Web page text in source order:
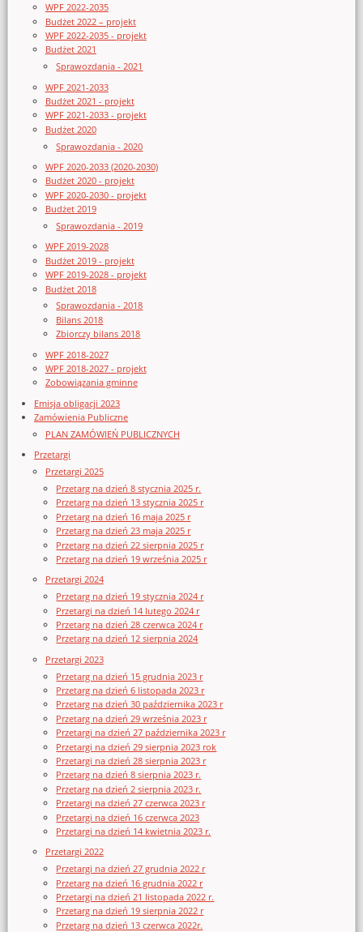
WPF 2022-2035
Budżet 2022 – projekt
WPF 2022-2035 - projekt
Budżet 2021
Sprawozdania - 2021
WPF 2021-2033
Budżet 2021 - projekt
WPF 2021-2033 - projekt
Budżet 2020
Sprawozdania - 2020
WPF 2020-2033 (2020-2030)
Budżet 2020 - projekt
WPF 2020-2030 - projekt
Budżet 2019
Sprawozdania - 2019
WPF 2019-2028
Budżet 2019 - projekt
WPF 2019-2028 - projekt
Budżet 2018
Sprawozdania - 2018
Bilans 2018
Zbiorczy bilans 2018
WPF 2018-2027
WPF 2018-2027 - projekt
Zobowiązania gminne
Emisja obligacji 2023
Zamówienia Publiczne
PLAN ZAMÓWIEŃ PUBLICZNYCH
Przetargi
Przetargi 2025
Przetarg na dzień 8 stycznia 2025 r.
Przetarg na dzień 13 stycznia 2025 r
Przetarg na dzień 16 maja 2025 r
Przetarg na dzień 23 maja 2025 r
Przetarg na dzień 22 sierpnia 2025 r
Przetarg na dzień 19 września 2025 r
Przetargi 2024
Przetarg na dzień 19 stycznia 2024 r
Przetargi na dzień 14 lutego 2024 r
Przetarg na dzień 28 czerwca 2024 r
Przetarg na dzień 12 sierpnia 2024
Przetargi 2023
Przetarg na dzień 15 grudnia 2023 r
Przetarg na dzień 6 listopada 2023 r
Przetarg na dzień 30 października 2023 r
Przetarg na dzień 29 września 2023 r
Przetargi na dzień 27 października 2023 r
Przetargi na dzień 29 sierpnia 2023 rok
Przetargi na dzień 28 sierpnia 2023 r
Przetarg na dzień 8 sierpnia 2023 r.
Przetarg na dzień 2 sierpnia 2023 r.
Przetargi na dzień 27 czerwca 2023 r
Przetargi na dzień 16 czerwca 2023
Przetargi na dzień 14 kwietnia 2023 r.
Przetargi 2022
Przetargi na dzień 27 grudnia 2022 r
Przetarg na dzień 16 grudnia 2022 r
Przetargi na dzień 21 listopada 2022 r.
Przetarg na dzień 19 sierpnia 2022 r
Przetarg na dzień 13 czerwca 2022r.